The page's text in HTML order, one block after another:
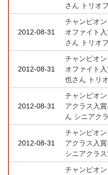
さん トリオ
2012-08-31
チャンピオ
オファイト
さん トリオ
2012-08-31
チャンピオ
オファイト
也さん トリ
2012-08-31
チャンピオ
アクラス入
ん シニアク
2012-08-31
チャンピオ
アクラス入
シニアクラ
チャンピオ